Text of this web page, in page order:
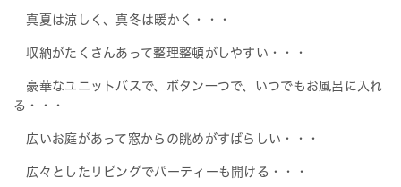
真夏は涼しく、真冬は暖かく・・・
収納がたくさんあって整理整頓がしやすい・・・
豪華なユニットバスで、ボタン一つで、いつでもお風呂に入れ
る・・・
広いお庭があって窓からの眺めがすばらしい・・・
広々としたリビングでパーティーも開ける・・・